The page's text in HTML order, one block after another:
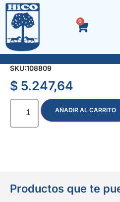
0
SACABOCADO
SKU:108809
$ 5.247,64
AÑADIR AL CARRITO
Productos que te